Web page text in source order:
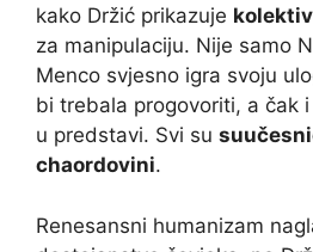
kako Držić prikazuje
za manipulaciju. Nije samo
Menco svjesno igra svoju
bi trebala progovoriti, a čak
u predstavi. Svi su
chaordovini.
Renesansni humanizam